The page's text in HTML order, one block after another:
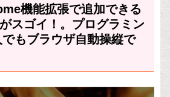
機能拡張で追加できる
スゴイ！。プログラミン
もブラウザ自動操縦で